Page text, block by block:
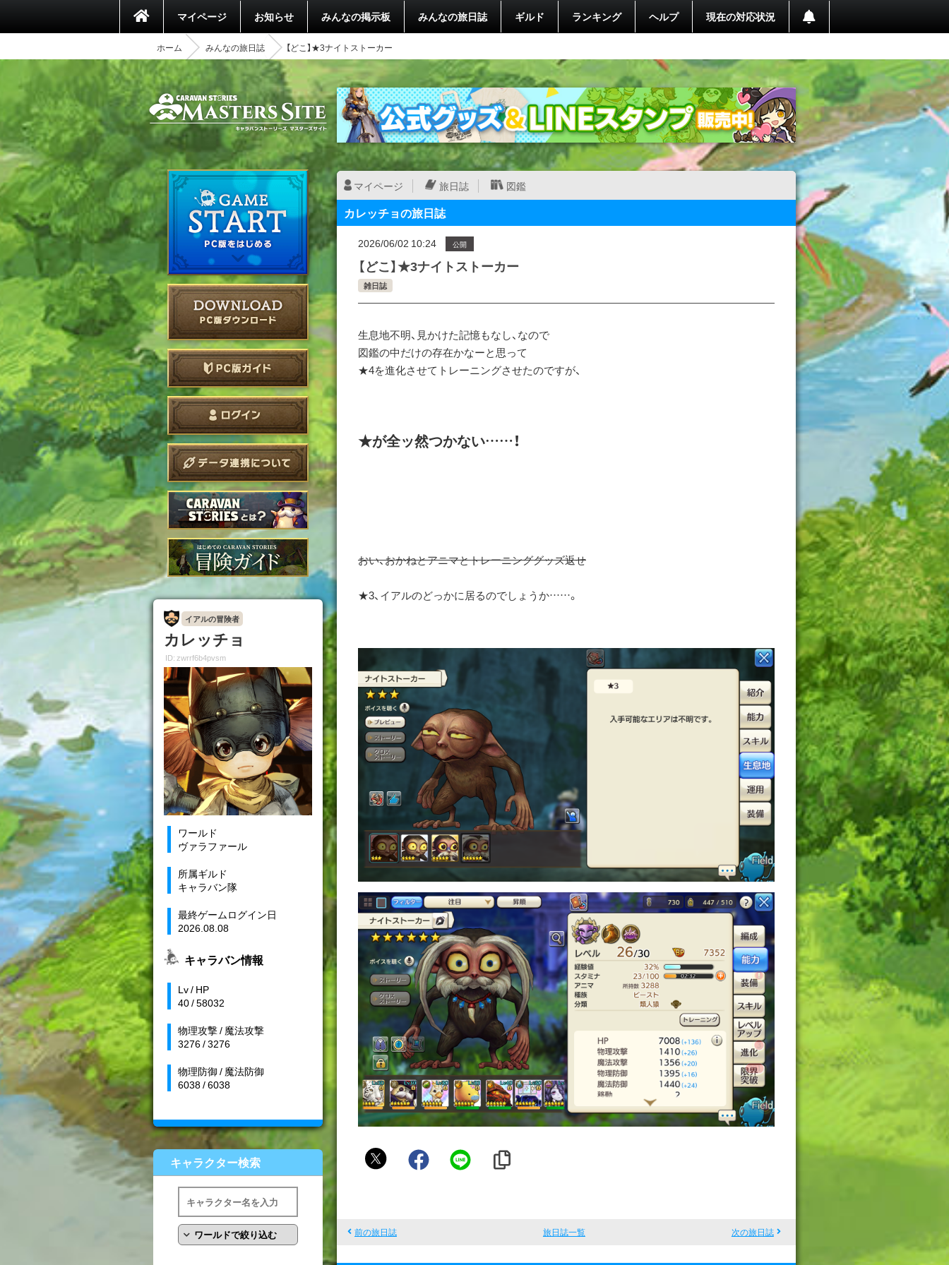
マイページ お知らせ みんなの掲示板 みんなの旅日誌 ギルド ランキング ヘルプ 現在の対応状況
ホーム みんなの旅日誌 【どこ】★3ナイトストーカー
イアルの冒険者
カレッチョ
ID: zwrrf6b4pvsm
ワールド
ヴァラファール
所属ギルド
キャラバン隊
最終ゲームログイン日
2026.08.08
キャラバン情報
Lv / HP
40 / 58032
物理攻撃 / 魔法攻撃
3276 / 3276
物理防御 / 魔法防御
6038 / 6038
キャラクター検索
マイページ 旅日誌 図鑑
カレッチョの旅日誌
2026/06/02 10:24 公開
【どこ】★3ナイトストーカー
雑日誌
生息地不明、見かけた記憶もなし、なので
図鑑の中だけの存在かなーと思って
★4を進化させてトレーニングさせたのですが、
★が全ッ然つかない……！
おい、おかねとアニマとトレーニンググッズ返せ
★3、イアルのどっかに居るのでしょうか……。
カ
ョ
前の旅日誌 旅日誌一覧 次の旅日誌